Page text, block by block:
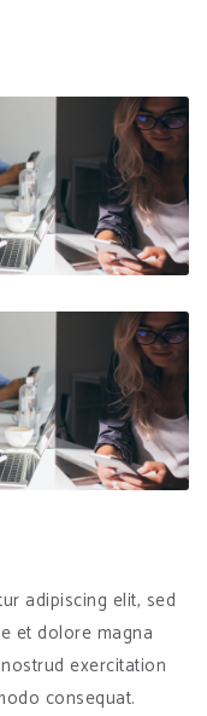
adipiscing elit, sed
et dolore magna
exercitation
consequat.